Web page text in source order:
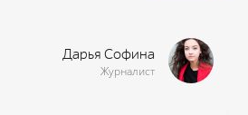
Дарья Софина
Журналист